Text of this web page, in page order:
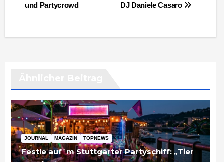
DJ Daniele Casaro
und Partycrowd
JOURNAL MAGAZIN TOPNEWS
Festle auf´m Stuttgarter Partyschiff: „Tier